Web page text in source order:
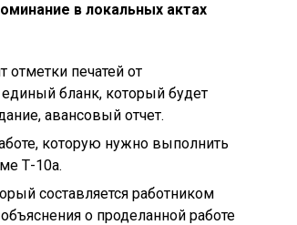
в локальных актах
отметки печатей от
бланк, который будет
авансовый отчет.
которую нужно выполнить
Т-10а.
составляется работником
о проделанной работе